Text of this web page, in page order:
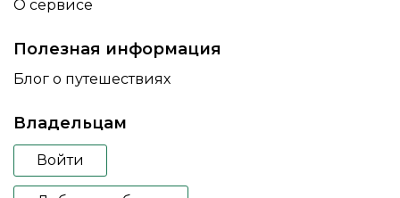
О сервисе
Полезная информация
Блог о путешествиях
Владельцам
Войти